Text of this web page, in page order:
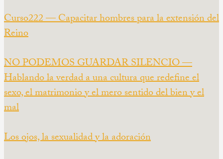
Curso222 — Capacitar hombres para la extensión del
Reino
NO PODEMOS GUARDAR SILENCIO —
Hablando la verdad a una cultura que redefine el
sexo, el matrimonio y el mero sentido del bien y el
mal
Los ojos, la sexualidad y la adoración